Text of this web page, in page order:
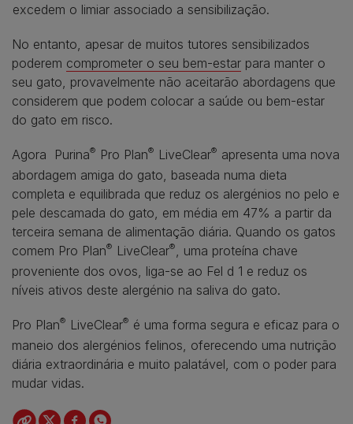
excedem o limiar associado a sensibilização.
No entanto, apesar de muitos tutores sensibilizados
poderem comprometer o seu bem-estar para manter o
seu gato, provavelmente não aceitarão abordagens que
considerem que podem colocar a saúde ou bem-estar
do gato em risco.
Agora Purina® Pro Plan® LiveClear® apresenta uma nova
abordagem amiga do gato, baseada numa dieta
completa e equilibrada que reduz os alergénios no pelo e
pele descamada do gato, em média em 47% a partir da
terceira semana de alimentação diária. Quando os gatos
comem Pro Plan® LiveClear®
, uma proteína chave
proveniente dos ovos, liga-se ao Fel d 1 e reduz os
níveis ativos deste alergénio na saliva do gato.
Pro Plan® LiveClear® é uma forma segura e eficaz para o
maneio dos alergénios felinos, oferecendo uma nutrição
diária extraordinária e muito palatável, com o poder para
mudar vidas.